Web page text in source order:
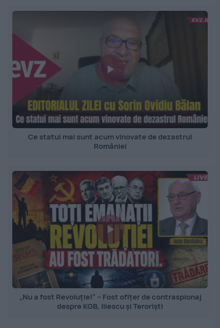
Ce statui mai sunt acum vinovate de dezastrul
României
„Nu a fost Revoluție!” – Fost ofițer de contraspionaj
despre KGB, Iliescu și Teroriști